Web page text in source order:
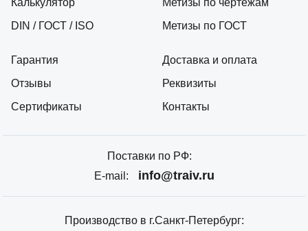
DIN / ГОСТ / ISO
Гарантия
Отзывы
Сертификаты
Метизы по ГОСТ
Доставка и оплата
Реквизиты
Контакты
Поставки по РФ:
E-mail:
info@traiv.ru
Производство в г.Санкт-Петербург: